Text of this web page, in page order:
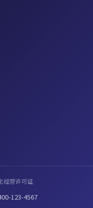
经营许可证
123-4567